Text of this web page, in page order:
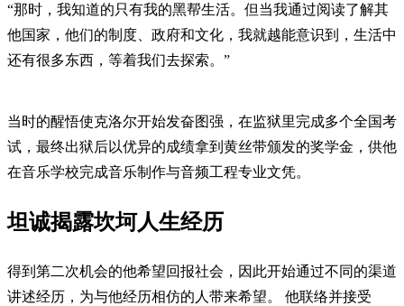
“那时，我知道的只有我的黑帮生活。但当我通过阅读了解其
他国家，他们的制度、政府和文化，我就越能意识到，生活中
还有很多东西，等着我们去探索。”
当时的醒悟使克洛尔开始发奋图强，在监狱里完成多个全国考
试，最终出狱后以优异的成绩拿到黄丝带颁发的奖学金，供他
在音乐学校完成音乐制作与音频工程专业文凭。
坦诚揭露坎坷人生经历
得到第二次机会的他希望回报社会，因此开始通过不同的渠道
讲述经历，为与他经历相仿的人带来希望。 他联络并接受